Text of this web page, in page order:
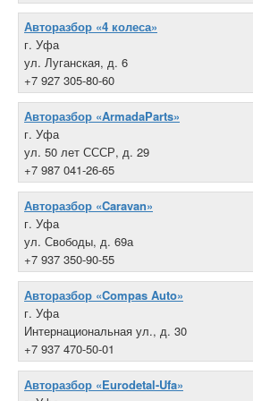
Авторазбор «4 колеса»
г. Уфа
ул. Луганская, д. 6
+7 927 305-80-60
Авторазбор «ArmadaParts»
г. Уфа
ул. 50 лет СССР, д. 29
+7 987 041-26-65
Авторазбор «Caravan»
г. Уфа
ул. Свободы, д. 69а
+7 937 350-90-55
Авторазбор «Compas Auto»
г. Уфа
Интернациональная ул., д. 30
+7 937 470-50-01
Авторазбор «Eurodetal-Ufa»